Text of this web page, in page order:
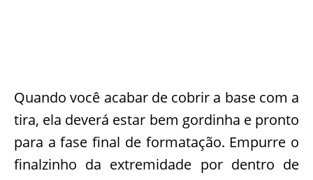
Quando você acabar de cobrir a base com a
tira, ela deverá estar bem gordinha e pronto
para a fase final de formatação. Empurre o
finalzinho da extremidade por dentro de